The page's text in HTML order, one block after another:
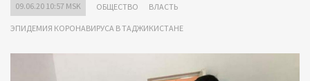
09.06.20 10:57 MSK ОБЩЕСТВО ВЛАСТЬ
ЭПИДЕМИЯ КОРОНАВИРУСА В ТАДЖИКИСТАНЕ